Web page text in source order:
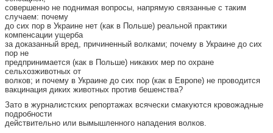
совершенно не поднимая вопросы, напрямую связанные с таким
случаем: почему
до сих пор в Украине нет (как в Польше) реальной практики
компенсации ущерба
за доказанный вред, причиненный волками; почему в Украине до сих
пор не
предпринимается (как в Польше) никаких мер по охране
сельхозживотных от
волков; и почему в Украине до сих пор (как в Европе) не проводится
вакцинация диких животных против бешенства?
Зато в журналистских репортажах всячески смакуются кровожадные
подробности
действительно или вымышленного нападения волков.